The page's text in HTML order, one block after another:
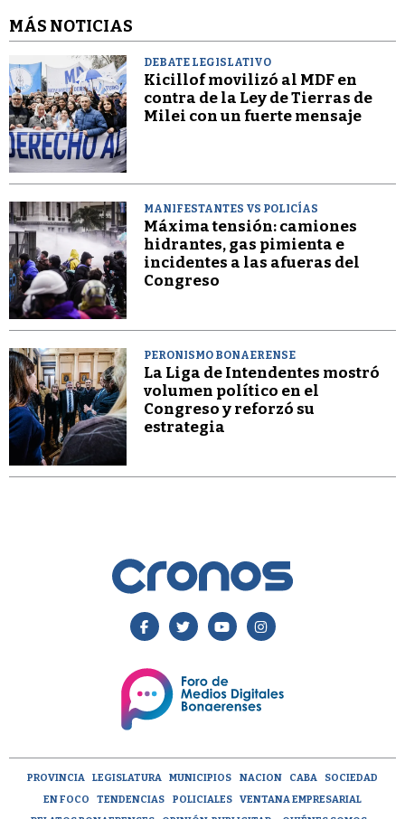
MÁS NOTICIAS
DEBATE LEGISLATIVO
Kicillof movilizó al MDF en
contra de la Ley de Tierras de
Milei con un fuerte mensaje
MANIFESTANTES VS POLICÍAS
Máxima tensión: camiones
hidrantes, gas pimienta e
incidentes a las afueras del
Congreso
PERONISMO BONAERENSE
La Liga de Intendentes mostró
volumen político en el
Congreso y reforzó su
estrategia
PROVINCIA LEGISLATURA MUNICIPIOS NACION CABA
SOCIEDAD
EN FOCO
TENDENCIAS POLICIALES
VENTANA EMPRESARIAL